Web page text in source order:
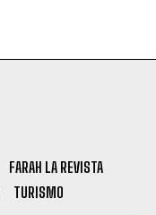
FARAH LA REVISTA
TURISMO